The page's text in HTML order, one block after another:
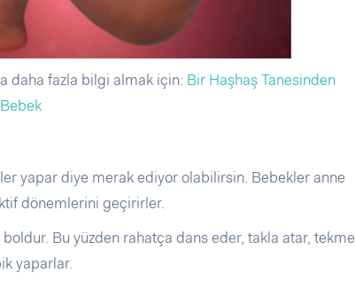
daha fazla bilgi almak için: Bir Haşhaş Tanesinden
yapar diye merak ediyor olabilirsin. Bebekler anne
dönemlerini geçirirler.
Bu yüzden rahatça dans eder, takla atar, tekme
yaparlar.